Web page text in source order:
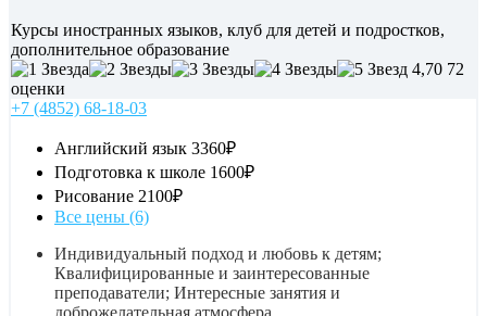
Курсы иностранных языков, клуб для детей и подростков,
дополнительное образование
4,70 72
оценки
+7 (4852) 68-18-03
Английский язык 3360₽
Подготовка к школе 1600₽
Рисование 2100₽
Все цены (6)
Индивидуальный подход и любовь к детям;
Квалифицированные и заинтересованные
преподаватели; Интересные занятия и
доброжелательная атмосфера